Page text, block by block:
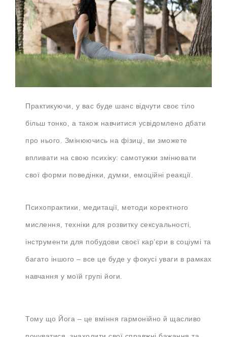
Практикуючи, у вас буде шанс відчути своє тіло
більш тонко, а також навчитися усвідомлено дбати
про нього. Змінюючись на фізиці, ви зможете
впливати на свою психіку: самотужки змінювати
свої форми поведінки, думки, емоційні реакції.
Психопрактики, медитації, методи коректного
мислення, техніки для розвитку сексуальності,
інструменти для побудови своєї кар’єри в соціумі та
багато іншого – все це буде у фокусі уваги в рамках
навчання у моїй групі йоги.
Тому що Йога – це вміння гармонійно й щасливо